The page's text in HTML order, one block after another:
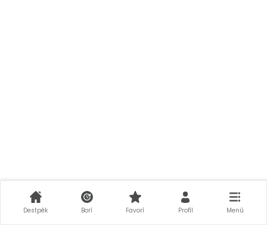
Destpêk Borî Favorî Profîl Menû